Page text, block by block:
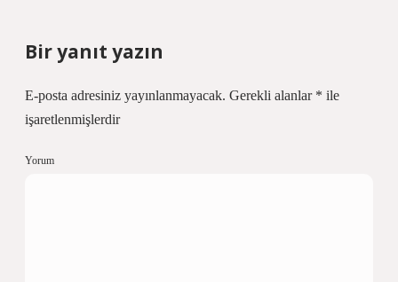
Bir yanıt yazın
E-posta adresiniz yayınlanmayacak. Gerekli alanlar * ile
işaretlenmişlerdir
Yorum